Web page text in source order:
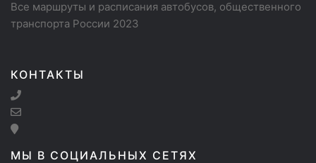
Все маршруты и расписания автобусов, общественного
транспорта России 2023
КОНТАКТЫ
МЫ В СОЦИАЛЬНЫХ СЕТЯХ